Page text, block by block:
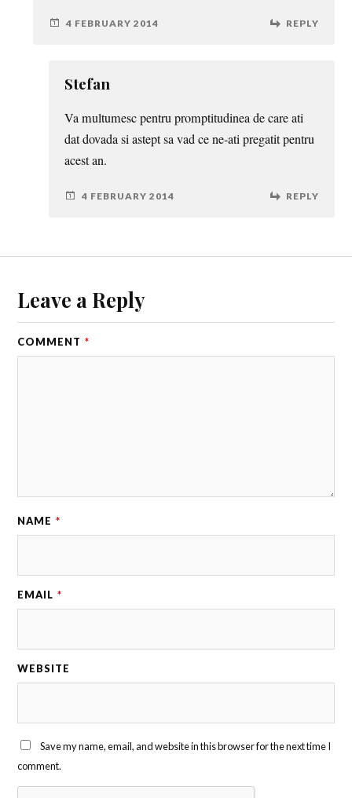
4 FEBRUARY 2014 REPLY
Stefan
Va multumesc pentru promptitudinea de care ati
dat dovada si astept sa vad ce ne-ati pregatit pentru
acest an.
4 FEBRUARY 2014 REPLY
Leave a Reply
COMMENT *
NAME *
EMAIL *
WEBSITE
Save my name, email, and website in this browser for the next time I
comment.